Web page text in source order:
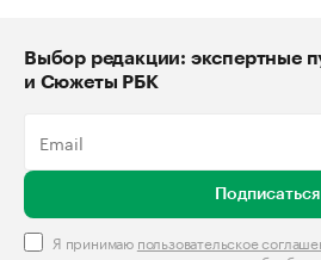
Выбор редакции: экспертные
и Сюжеты РБК
Подписаться
Я принимаю пользовательское